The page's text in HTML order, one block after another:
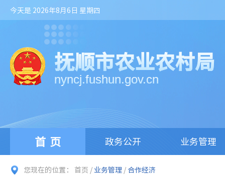
今天是 2026年8月6日 星期四
抚顺市农业农村局
nyncj.fushun.gov.cn
首页 政务公开 业务管理
您现在的位置： 首页 /业务管理 / 合作经济